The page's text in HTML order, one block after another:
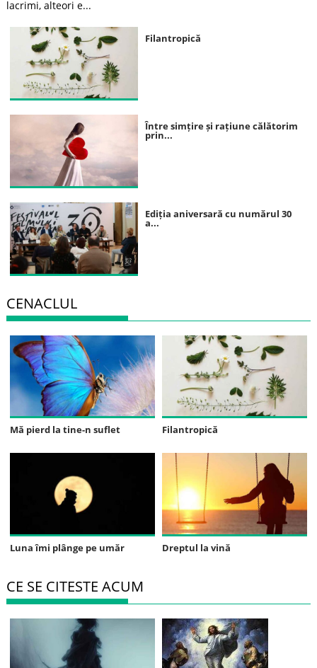
lacrimi, alteori e...
Filantropică
Între simțire și rațiune călătorim
prin...
Ediția aniversară cu numărul 30
a...
CENACLUL
Mă pierd la tine-n suflet Filantropică
Luna îmi plânge pe umăr Dreptul la vină
CE SE CITESTE ACUM